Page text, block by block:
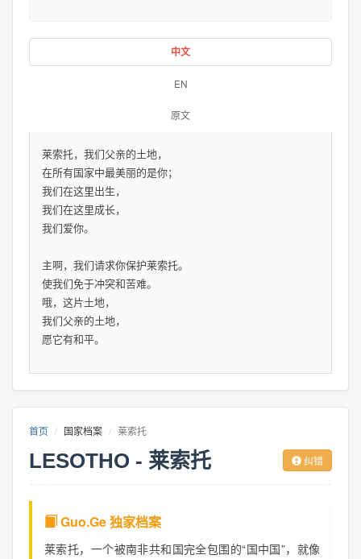
中文
EN
原文
莱索托，我们父亲的土地，
在所有国家中最美丽的是你；
我们在这里出生，
我们在这里成长，
我们爱你。
主啊，我们请求你保护莱索托。
使我们免于冲突和苦难。
哦，这片土地，
我们父亲的土地，
愿它有和平。
首页 国家档案 莱索托
LESOTHO - 莱索托 纠错
Guo.Ge 独家档案
莱索托，一个被南非共和国完全包围的“国中国”，就像